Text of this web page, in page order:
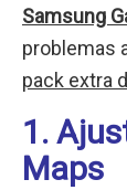
Samsung
problemas
pack extra
1.
Maps